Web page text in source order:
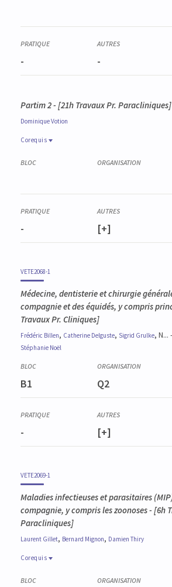
- -
Partim 2 - [21h Travaux Pr. Paracliniques]
DominiqueVotion
Corequis
Pathologie générale des animaux
- [+]
VETE2068-1
Médecine, dentisterie et chirurgie
compagnie et des équidés, y compris
Travaux Pr. Cliniques]
Frédéric Billen, Catherine Delguste, Sigrid Grulke, N...
Stéphanie Noël
B1 Q2
- [+]
VETE2069-1
Maladies infectieuses et parasitaires
compagnie, y compris les zoonoses- [6h
Paracliniques]
Laurent Gillet, Bernard Mignon, Damien Thiry
Corequis